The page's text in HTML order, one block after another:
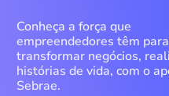
Conheça a força que
empreendedores têm para
transformar negócios,
histórias de vida, com o
Sebrae.